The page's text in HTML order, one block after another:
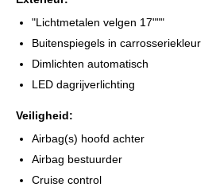
"Lichtmetalen velgen 17"""
Buitenspiegels in carrosseriekleur
Dimlichten automatisch
LED dagrijverlichting
Veiligheid:
Airbag(s) hoofd achter
Airbag bestuurder
Cruise control